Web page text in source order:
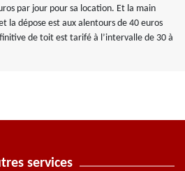
par jour pour sa location. Et la main
la dépose est aux alentours de 40 euros
de toit est tarifé à l’intervalle de 30 à
services